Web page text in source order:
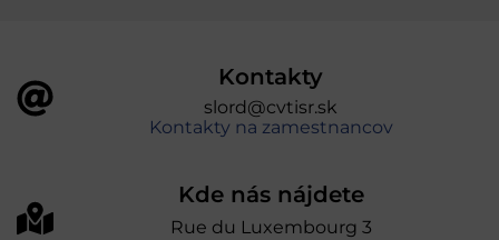
Kontakty
slord@cvtisr.sk
Kontakty na zamestnancov
Kde nás nájdete
Rue du Luxembourg 3